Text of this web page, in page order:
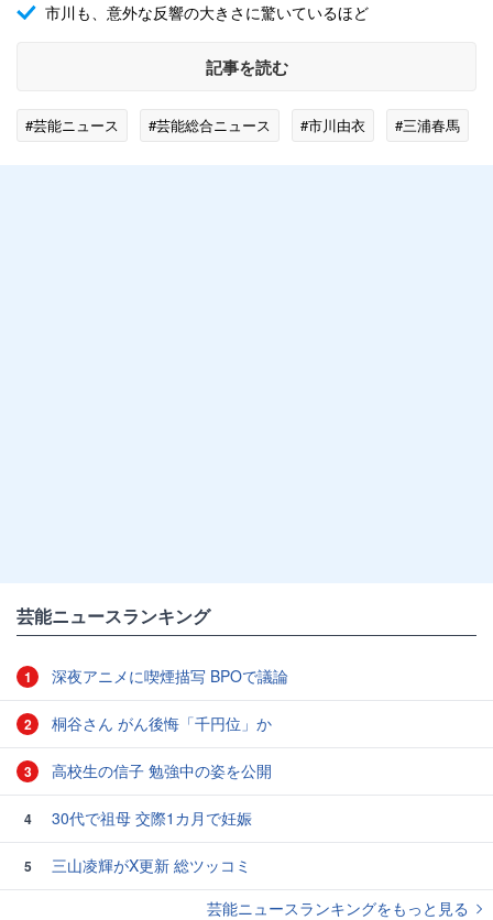
市川も、意外な反響の大きさに驚いているほど
記事を読む
#芸能ニュース #芸能総合ニュース #市川由衣 #三浦春馬
芸能ニュースランキング
1 深夜アニメに喫煙描写 BPOで議論
2 桐谷さん がん後悔「千円位」か
3 高校生の信子 勉強中の姿を公開
4 30代で祖母 交際1カ月で妊娠
5
三山凌輝がX更新 総ツッコミ
芸能ニュースランキングをもっと見る